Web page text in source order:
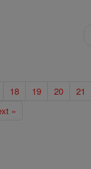
18 19 20 21
»